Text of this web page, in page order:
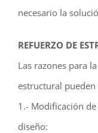
necesario la
REFUERZO DE
Las razones para
estructural pueden
1.- Modificación
diseño: